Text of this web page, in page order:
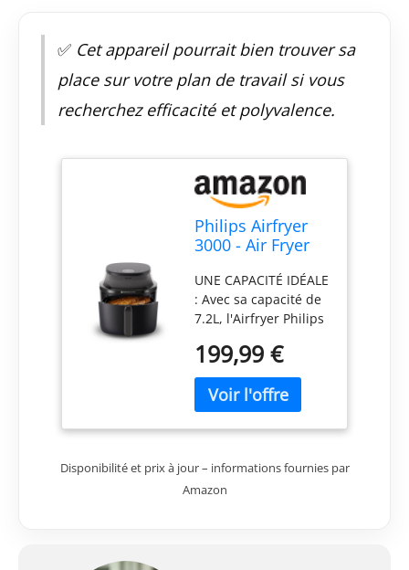
✅ Cet appareil pourrait bien trouver sa
place sur votre plan de travail si vous
recherchez efficacité et polyvalence.
Philips Airfryer
3000 - Air Fryer
écran tactile,
Noir
UNE CAPACITÉ IDÉALE
: Avec sa capacité de
7.2L, l'Airfryer Philips
pour tous les repas
de la famille. Peut
contenir jusqu'à 1400
grammes de
légumes, 10 pilons de
de saumon ou 9
muffins. FENÊTRE DE
199,99 €
Disponibilité et prix à jour – informations fournies par
Amazon